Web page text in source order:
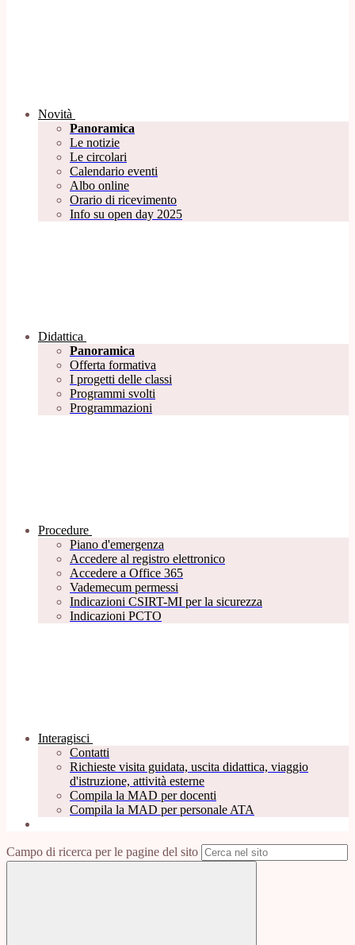
Novità
Panoramica
Le notizie
Le circolari
Calendario eventi
Albo online
Orario di ricevimento
Info su open day 2025
Didattica
Panoramica
Offerta formativa
I progetti delle classi
Programmi svolti
Programmazioni
Procedure
Piano d'emergenza
Accedere al registro elettronico
Accedere a Office 365
Vademecum permessi
Indicazioni CSIRT-MI per la sicurezza
Indicazioni PCTO
Interagisci
Contatti
Richieste visita guidata, uscita didattica, viaggio
d'istruzione, attività esterne
Compila la MAD per docenti
Compila la MAD per personale ATA
Campo di ricerca per le pagine del sito